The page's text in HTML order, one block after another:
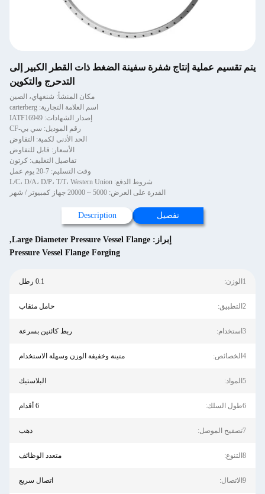
يتم تقسيم عملية إنتاج شفرة سفينة الضغط ذات القطر الكبير إلى
التدحرج والتكوين
مكان المنشأ: شنغهاي، الصين
اسم العلامة التجارية: carterberg
إصدار الشهادات: IATF16949
رقم الموديل: سي بي-CF
الحد الأدنى لكمية: التفاوض
الأسعار: قابل للتفاوض
تفاصيل التغليف: كرتون
وقت التسليم: 7-20 يوم عمل
شروط الدفع: L/C، D/A، D/P، T/T، Western Union
القدرة على العرض: 5000 ~ 20000 جهاز كمبيوتر / شهر
تفصيل Description
إبراز: Large Diameter Pressure Vessel Flange
,
Pressure Vessel Flange Forging
1الوزن: 0.1 رطل
2التطبيق: حامل مثقاب
3استخدام: ربط كائنين بسرعة
4الخصائص: متينة وخفيفة الوزن وسهلة الاستخدام
5المواد: البلاستيك
6طول السلك: 6 أقدام
7تصفيح الموصل: ذهب
8التنوع: متعدد الوظائف
9الاتصال: اتصال سريع